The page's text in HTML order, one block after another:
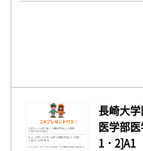
長崎大
医学部
1・2]A1